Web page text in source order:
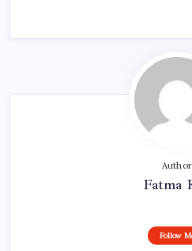
Author
Fatma
Follow